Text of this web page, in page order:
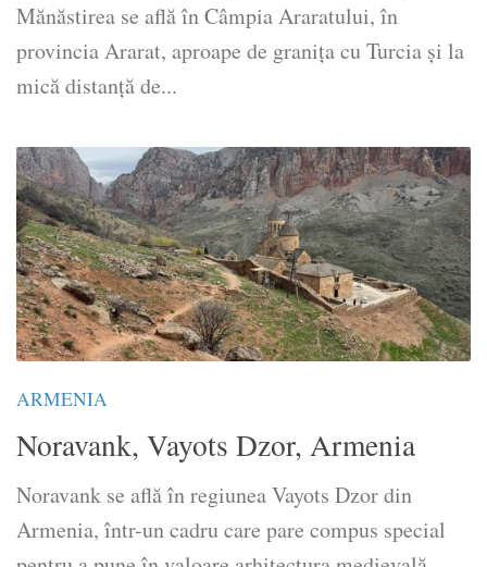
Mănăstirea se află în Câmpia Araratului, în
provincia Ararat, aproape de granița cu Turcia și la
mică distanță de...
ARMENIA
Noravank, Vayots Dzor, Armenia
Noravank se află în regiunea Vayots Dzor din
Armenia, într-un cadru care pare compus special